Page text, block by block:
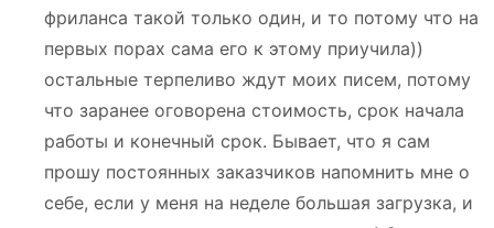
фриланса такой только один, и то потому что на
первых порах сама его к этому приучила))
остальные терпеливо ждут моих писем, потому
что заранее оговорена стоимость, срок начала
работы и конечный срок. Бывает, что я сам
прошу постоянных заказчиков напомнить мне о
себе, если у меня на неделе большая загрузка, и